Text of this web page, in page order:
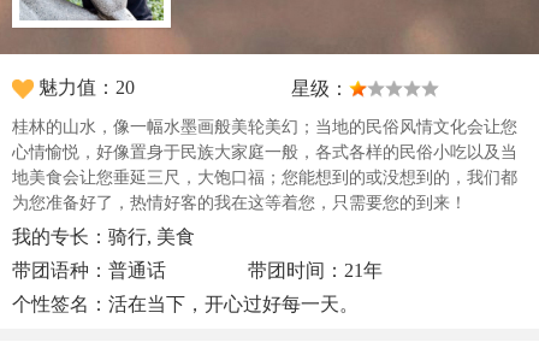
魅力值：20 星级：
桂林的山水，像一幅水墨画般美轮美幻；当地的民俗风情文化会让您
心情愉悦，好像置身于民族大家庭一般，各式各样的民俗小吃以及当
地美食会让您垂延三尺，大饱口福；您能想到的或没想到的，我们都
为您准备好了，热情好客的我在这等着您，只需要您的到来！
我的专长：骑行, 美食
带团语种：普通话
带团时间：21年
个性签名：活在当下，开心过好每一天。